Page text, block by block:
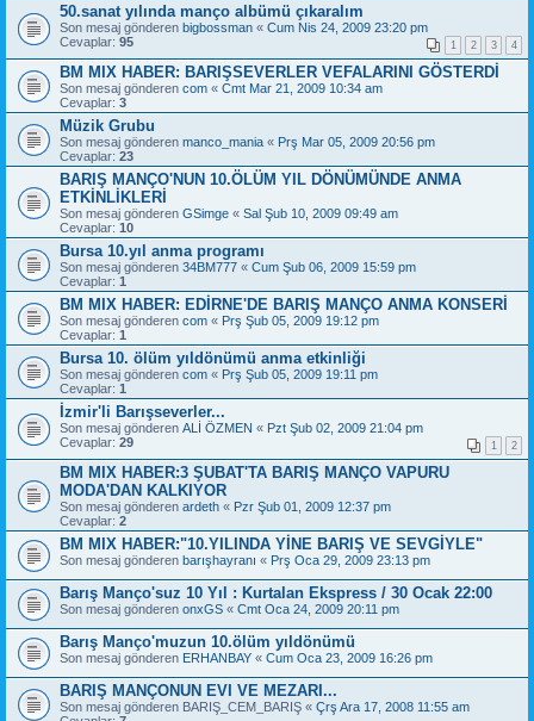
50.sanat yılında manço albümü çıkaralım
Son mesaj gönderen bigbossman « Cum Nis 24, 2009 23:20 pm
Cevaplar: 95 1 2 3 4
BM MIX HABER: BARIŞSEVERLER VEFALARINI GÖSTERDİ
Son mesaj gönderen com « Cmt Mar 21, 2009 10:34 am
Cevaplar: 3
Müzik Grubu
Son mesaj gönderen manco_mania « Prş Mar 05, 2009 20:56 pm
Cevaplar: 23
BARIŞ MANÇO'NUN 10.ÖLÜM YIL DÖNÜMÜNDE ANMA
ETKİNLİKLERİ
Son mesaj gönderen GSimge « Sal Şub 10, 2009 09:49 am
Cevaplar: 10
Bursa 10.yıl anma programı
Son mesaj gönderen 34BM777 « Cum Şub 06, 2009 15:59 pm
Cevaplar: 1
BM MIX HABER: EDİRNE'DE BARIŞ MANÇO ANMA KONSERİ
Son mesaj gönderen com « Prş Şub 05, 2009 19:12 pm
Cevaplar: 1
Bursa 10. ölüm yıldönümü anma etkinliği
Son mesaj gönderen com « Prş Şub 05, 2009 19:11 pm
Cevaplar: 1
İzmir'li Barışseverler...
Son mesaj gönderen ALİ ÖZMEN « Pzt Şub 02, 2009 21:04 pm
Cevaplar: 29 1 2
BM MIX HABER:3 ŞUBAT'TA BARIŞ MANÇO VAPURU
MODA'DAN KALKIYOR
Son mesaj gönderen ardeth « Pzr Şub 01, 2009 12:37 pm
Cevaplar: 2
BM MIX HABER:"10.YILINDA YİNE BARIŞ VE SEVGİYLE"
Son mesaj gönderen barışhayranı « Prş Oca 29, 2009 23:13 pm
Barış Manço'suz 10 Yıl : Kurtalan Ekspress / 30 Ocak 22:00
Son mesaj gönderen onxGS « Cmt Oca 24, 2009 20:11 pm
Barış Manço'muzun 10.ölüm yıldönümü
Son mesaj gönderen ERHANBAY « Cum Oca 23, 2009 16:26 pm
BARIŞ MANÇONUN EVI VE MEZARI...
Son mesaj gönderen BARIŞ_CEM_BARIŞ « Çrş Ara 17, 2008 11:55 am